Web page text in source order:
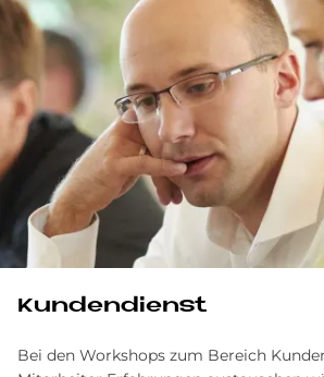
Kundendienst
Bei den Workshops zum Bereich